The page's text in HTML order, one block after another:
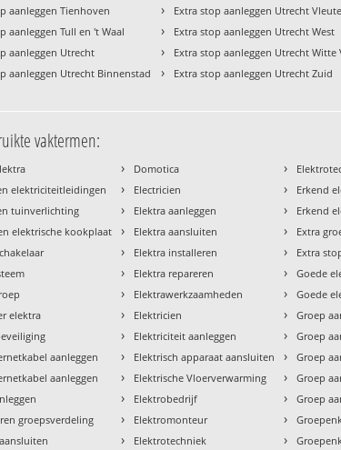
aanleggen Tienhoven
aanleggen Tull en 't Waal
aanleggen Utrecht
aanleggen Utrecht Binnenstad
› Extra stop aanleggen Utrecht
› Extra stop aanleggen Utrecht West
› Extra stop aanleggen Utrecht Witte
› Extra stop aanleggen Utrecht Zuid
vaktermen:
elektriciteitleidingen
tuinverlichting
elektrische kookplaat
elektra
aanleggen
aanleggen
groepsverdeling
› Domotica
› Electricien
› Elektra aanleggen
› Elektra aansluiten
› Elektra installeren
› Elektra repareren
› Elektrawerkzaamheden
› Elektricien
› Elektriciteit aanleggen
› Elektrisch apparaat aansluiten
› Elektrische Vloerverwarming
› Elektrobedrijf
› Elektromonteur
› Elektrotechniek
›
› Erkend
› Erkend
› Extra
› Extra
› Goede
› Goede
› Groep
› Groep
› Groep
› Groep
› Groep
›
›